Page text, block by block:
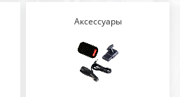
Аксессуары